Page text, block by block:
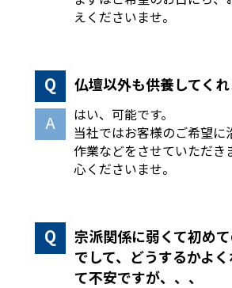
えくださいませ。
仏壇以外も供養してく
はい、可能です。
当社ではお客様のご希望に
作業などをさせていただき
心くださいませ。
宗派関係に弱くて初め
でして、どうするかよ
て不安ですが、、、